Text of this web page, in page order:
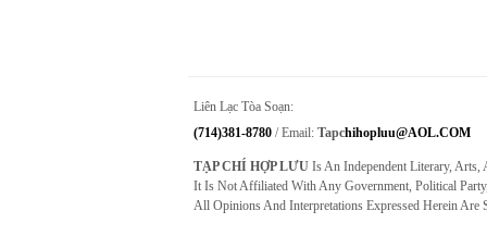
Liên Lạc Tòa Soạn:
(714)381-8780 / Email: TapcHihopluu@AOL.COM
TẠP CHÍ HỢP LƯU Is An Independent Literary, Arts,
It Is Not Affiliated With Any Government, Political
All Opinions And Interpretations Expressed Herein Are